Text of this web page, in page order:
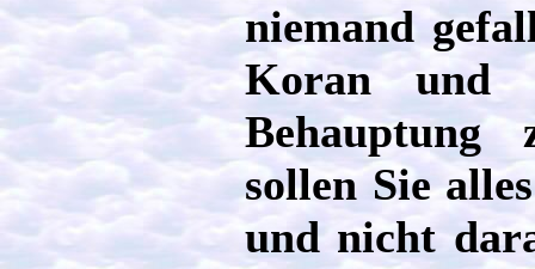
niemand
Koran und
sollen Sie
und nicht